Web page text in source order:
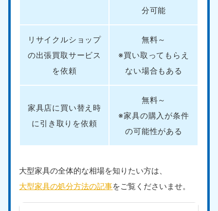
分可能
リサイクルショップ
の出張買取サービス
を依頼
無料～
※買い取ってもらえ
ない場合もある
家具店に買い替え時
に引き取りを依頼
無料～
※家具の購入が条件
の可能性がある
大型家具の全体的な相場を知りたい方は、
大型家具の処分方法の記事をご覧くださいませ。